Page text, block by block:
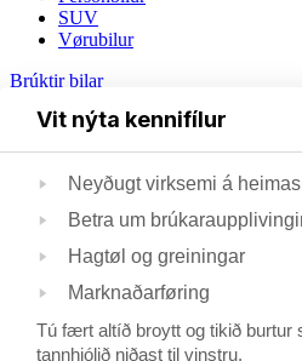
SUV
Vørubilur
Brúktir bilar
Persónbilar
Tilhoyr
Um okkum
Søgan
Umhvørvi
Starvsfólk
Vit nýta kennifílur
Neyðugt virksemi á
Betra um
Hagtøl og greiningar
Marknaðarføring
Tú fært altíð broytt og tikið burtur
tannhjólið niðast til vinstru.